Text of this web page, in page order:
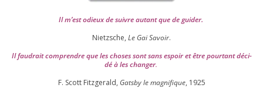
Il m’est odieux de suivre autant que de gui­der.
Nietzsche, Le Gai Savoir.
Il fau­drait com­prendre que les choses sont sans espoir et être pour­tant déci­
dé à les chan­ger.
F. Scott Fitzgerald, Gatsby le magni­fique, 1925